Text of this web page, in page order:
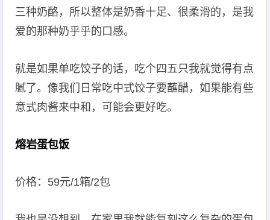
三种奶酪，所以整体是奶香十足、很柔滑的，是我
爱的那种奶乎乎的口感。
就是如果单吃饺子的话，吃个四五只我就觉得有点
腻了。像我们日常吃中式饺子要蘸醋，如果能有些
意式肉酱来中和，可能会更好吃。
熔岩蛋包饭
价格：59元/1箱/2包